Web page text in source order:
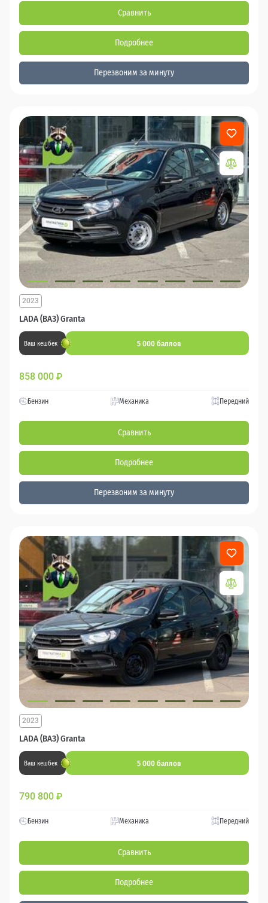
Сравнить
Подробнее
Перезвоним за минуту
LADA (ВАЗ) Granta
2023
Ваш кешбек 5 000 баллов
858 000 ₽
Бензин Механика Передний
Сравнить
Подробнее
Перезвоним за минуту
LADA (ВАЗ) Granta
2023
Ваш кешбек 5 000 баллов
790 800 ₽
Бензин Механика Передний
Сравнить
Подробнее